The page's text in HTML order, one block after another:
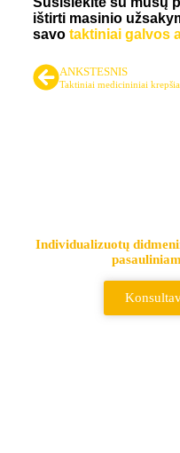
ištirti masinio
savo taktiniai galvos
ANKSTESNIS
Individualizuotų